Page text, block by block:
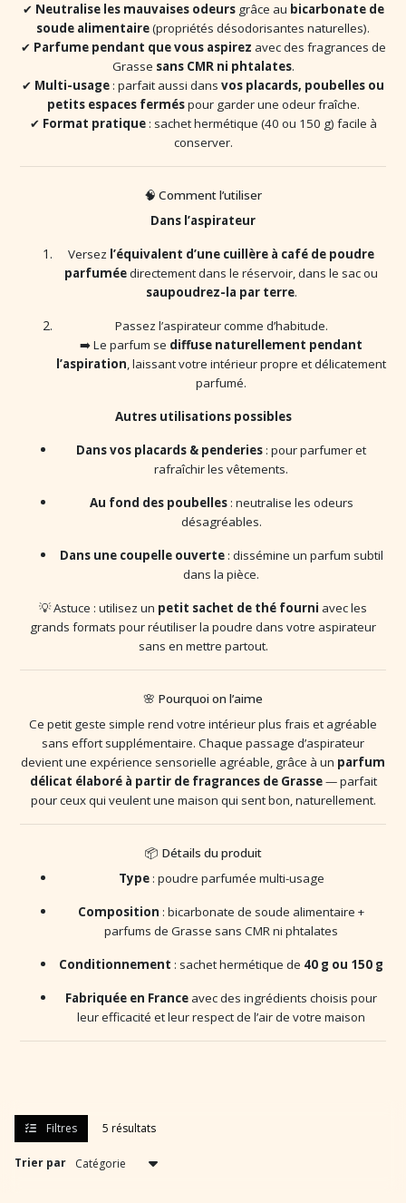
✔ Neutralise les mauvaises odeursgrâce au bicarbonate de
soude alimentaire(propriétés désodorisantes naturelles).
✔ Parfume pendant que vous aspirez avec des fragrances de
Grasse sans CMR ni phtalates.
✔ Multi-usage : parfait aussi dans vos placards, poubelles ou
petits espaces ferméspour garder une odeur fraîche.
✔ Format pratique: sachet hermétique (40 ou 150 g) facile à
conserver.
🧠 Comment l’utiliser
Dans l’aspirateur
Versez l’équivalent d’une cuillère à café de poudre
parfuméedirectement dans le réservoir, dans le sac ou
saupoudrez-la par terre.
Passez l’aspirateur comme d’habitude.
➡️ Le parfum se diffuse naturellement pendant
l’aspiration, laissant votre intérieur propre et délicatement
parfumé.
Autres utilisations possibles
Dans vos placards & penderies : pour parfumer et
rafraîchir les vêtements.
Au fond des poubelles: neutralise les odeurs
désagréables.
Dans une coupelle ouverte: dissémine un parfum subtil
dans la pièce.
💡Astuce : utilisez un petit sachet de thé fourni avec les
grands formats pour réutiliser la poudre dans votre aspirateur
sans en mettre partout.
🌸 Pourquoi on l’aime
Ce petit geste simple rend votre intérieur plus frais et agréable
sans effort supplémentaire. Chaque passage d’aspirateur
devient une expérience sensorielle agréable, grâce à un parfum
délicat élaboré à partir de fragrances de Grasse— parfait
pour ceux qui veulent une maison qui sent bon, naturellement.
📦 Détails du produit
Type: poudre parfumée multi-usage
Composition : bicarbonate de soude alimentaire +
parfums de Grasse sans CMR ni phtalates
Conditionnement : sachet hermétique de 40 g ou 150 g
Fabriquée en France avec des ingrédients choisis pour
leur efficacité et leur respect de l’air de votre maison
Filtres 5 résultats
Trier par